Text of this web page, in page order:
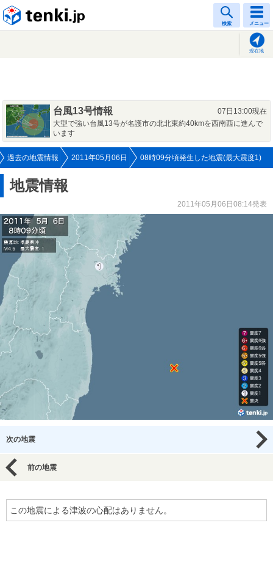
検索 メニュー
現在地
台風13号情報
07日13:00現在
大型で強い台風13号が名護市の北北東約40kmを西南西に進んで
います
過去の地震情報 2011年05月06日 08時09分頃発生した地震(最大震度1)
地震情報
2011年05月06日08:14発表
次の地震
前の地震
この地震による津波の心配はありません。